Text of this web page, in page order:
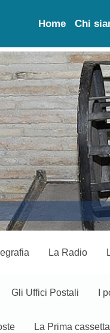
Home Chi
La Radio
Gli Uffici Postali I
La Prima